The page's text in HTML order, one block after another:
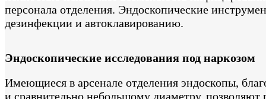
персонала отделения. Эндоскопические
дезинфекции и автоклавированию.
Эндоскопические исследования под наркозом
Имеющиеся в арсенале отделения эндоскопы,
и сравнительно небольшому диаметру, позволяют